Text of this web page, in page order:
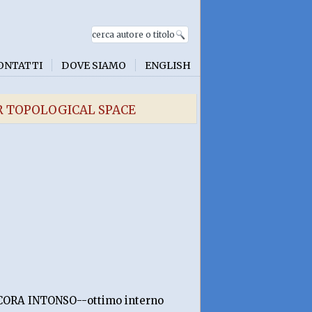
DOVE SIAMO ENGLISH
SPACE
INTONSO--ottimo interno